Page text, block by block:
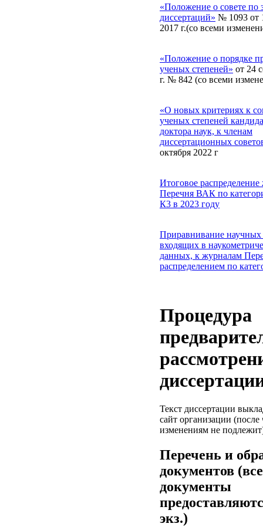
«Положение о совете по
диссертаций» № 1093 от
2017 г.(со всеми
«Положение о порядке
ученых степеней» от 24
г. № 842 (со всеми
«О новых критериях к
ученых степеней
доктора наук, к членам
диссертационных
октября 2022 г
Итоговое
Перечня ВАК по
К3 в 2023 году
Приравнивание
входящих в
данных, к журналам
распределением по
Процедура
Текст диссертации
сайт организации (после
изменениям не
Перечень и
документов (все
документы
экз.)